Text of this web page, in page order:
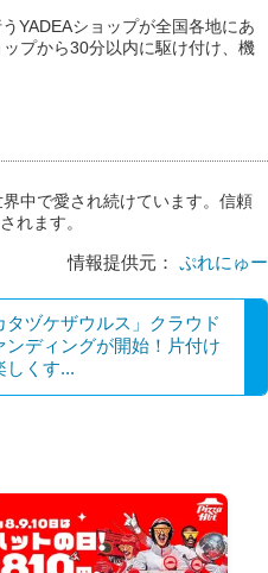
YADEAショップが全国各地にあ
プから30分以内に駆け付け、機
中で愛され続けています。信頼
れます。
情報提供元： ぷれにゅー
タヅケザウルス」クラウド
ンディングが開始！片付け
しくす...